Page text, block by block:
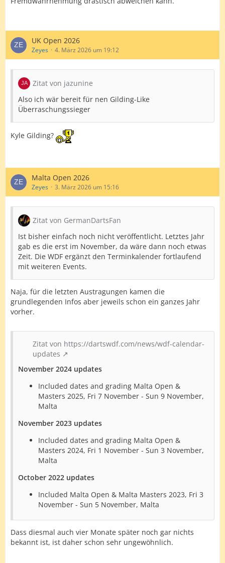
UK Open 2026
Zeyes 4. März 2026 um 19:12
Zitat von jazunine
Also ich wär bereit für nen Gilding-Like
Überraschungssieger
Kyle Gilding?
Malta Open 2026
Zeyes 3. März 2026 um 15:16
Zitat von GermanDartsFan
Ist bisher einfach noch nicht veröffentlicht. Letztes Jahr
gab es die erst im November, da wäre dann noch etwas
Zeit. Die WDF ergänzt den Terminkalender fortlaufend
mit weiteren Events.
Naja, für die letzten Austragungen kamen die
grundlegenden Infos aber jeweils schon ein ganzes Jahr
vorher.
Zitat von https://dartswdf.com/news/wdf-calendar-
updates
November 2024 updates
Included dates and grading Malta Open &
Masters 2025, Fri 7 November - Sun 9 November,
Malta
November 2023 updates
Included dates and grading Malta Open &
Masters 2024, Fri 1 November - Sun 3 November,
Malta
October 2022 updates
Included Malta Open & Malta Masters 2023, Fri 3
November - Sun 5 November, Malta
Dass diesmal auch vier Monate später noch gar nichts
bekannt ist, ist daher schon sehr ungewöhnlich.